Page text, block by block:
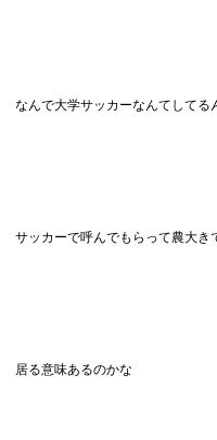
なんで大学サッカーなんてしてる
サッカーで呼んでもらって農大き
居る意味あるのかな